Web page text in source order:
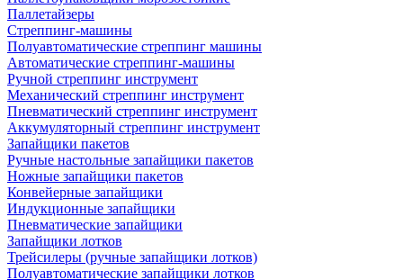
Паллетайзеры
Стреппинг-машины
Полуавтоматические стреппинг машины
Автоматические стреппинг-машины
Ручной стреппинг инструмент
Механический стреппинг инструмент
Пневматический стреппинг инструмент
Аккумуляторный стреппинг инструмент
Запайщики пакетов
Ручные настольные запайщики пакетов
Ножные запайщики пакетов
Конвейерные запайщики
Индукционные запайщики
Пневматические запайщики
Запайщики лотков
Трейсилеры (ручные запайщики лотков)
Полуавтоматические запайщики лотков